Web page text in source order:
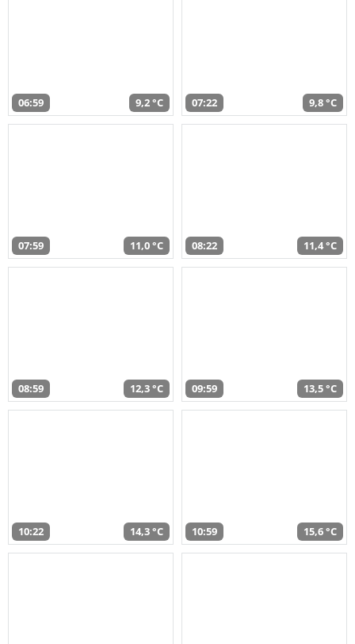
06:59 9,2 °C 07:22 9,8 °C
07:59 11,0 °C 08:22 11,4 °C
08:59 12,3 °C 09:59 13,5 °C
10:22 14,3 °C 10:59 15,6 °C